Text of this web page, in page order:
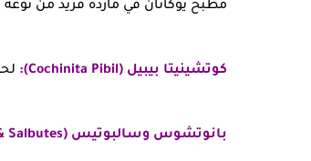
مطبخ يوكاتان في ماردة فريد من
كوتشينيتا بيبيل (Cochinita Pibil):
بانوتشوس وسالبوتيس (Panuchos & Salbutes):